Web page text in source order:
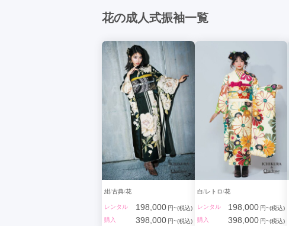
花の成人式振袖一覧
紺 古典 花
レンタル 198,000 円~(税込)
購入
398,000 円~(税込)
白 レトロ 花
レンタル 198,000 円~(税込)
購入
398,000 円~(税込)